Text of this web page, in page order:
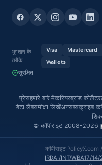
भुगतान के
तरीके
Visa Mastercard
Wallets
सुरक्षित
प्रेसहमारे बारे मेंकरियरब्रांड
डेटा लैबसमीक्षा लिखेंअनसब्सक्राइब
© कॉपीराइट 2008-2026
कॉपीराइट PolicyX.com
IRDAI/INT/WBA17/14/